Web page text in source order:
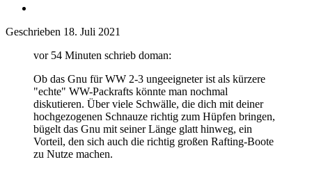
Geschrieben 18. Juli 2021
vor 54 Minuten schrieb doman:
Ob das Gnu für WW 2-3 ungeeigneter ist als kürzere
"echte" WW-Packrafts könnte man nochmal
diskutieren. Über viele Schwälle, die dich mit deiner
hochgezogenen Schnauze richtig zum Hüpfen bringen,
bügelt das Gnu mit seiner Länge glatt hinweg, ein
Vorteil, den sich auch die richtig großen Rafting-Boote
zu Nutze machen.